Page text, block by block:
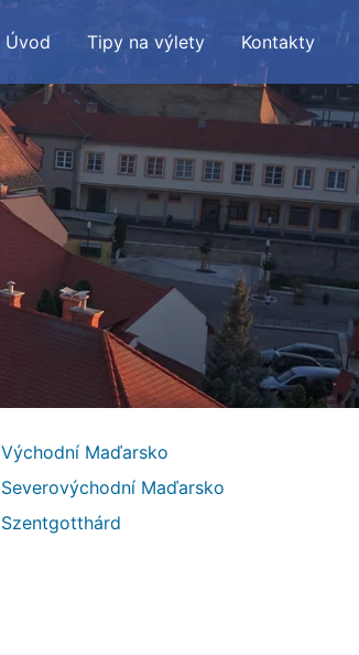
Úvod Tipy na výlety Kontakty
Východní Maďarsko
Severovýchodní Maďarsko
Szentgotthárd